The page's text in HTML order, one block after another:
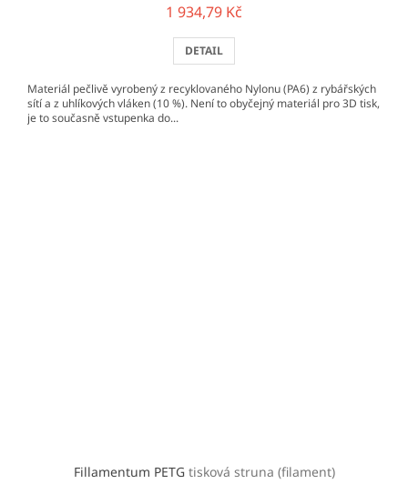
1 934,79 Kč
DETAIL
Materiál pečlivě vyrobený z recyklovaného Nylonu (PA6) z rybářských
sítí a z uhlíkových vláken (10 %). Není to obyčejný materiál pro 3D tisk,
je to současně vstupenka do...
Fillamentum PETG tisková struna (filament)